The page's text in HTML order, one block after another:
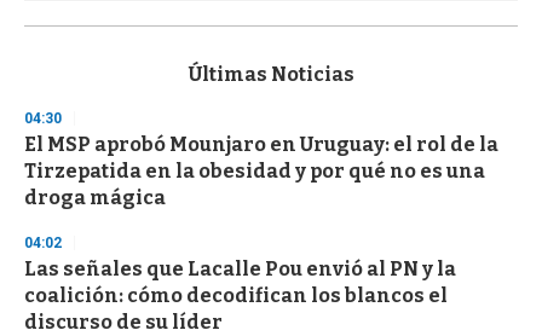
s
d
s
o
f
3
s
e
c
o
n
Últimas Noticias
04:30
El MSP aprobó Mounjaro en Uruguay: el rol de la
Tirzepatida en la obesidad y por qué no es una
droga mágica
04:02
Las señales que Lacalle Pou envió al PN y la
coalición: cómo decodifican los blancos el
discurso de su líder